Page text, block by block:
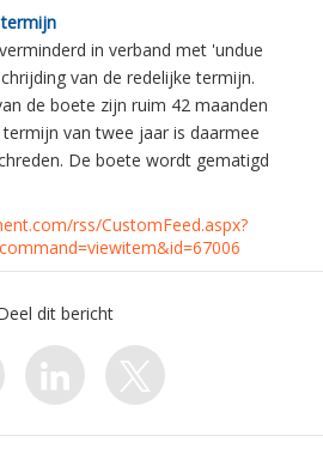
in verband met 'undue
van de redelijke termijn.
de boete zijn ruim 42 maanden
van twee jaar is daarmee
De boete wordt gematigd
rss/CustomFeed.aspx?
dit bericht